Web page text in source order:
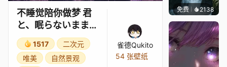
不睡觉陪你做梦 君
と、眠らないまま夢
をみる
1517
二次元
唯美
自然景观
雀德Qukito
54 张壁纸
免费 2138